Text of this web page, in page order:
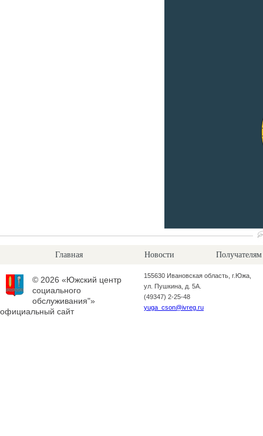
Главная Новости Получателям
© 2026 «Южский центр
социального
обслуживания"»
официальный сайт
155630 Ивановская область, г.Южа,
ул. Пушкина, д. 5А.
(49347) 2-25-48
yuga_cson@ivreg.ru